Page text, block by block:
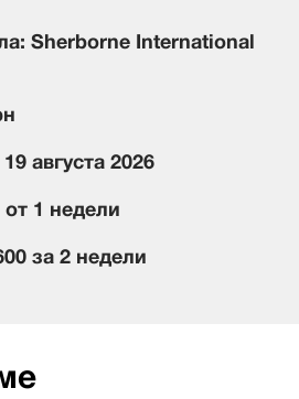
Sherborne International
августа 2026
1 недели
за 2 недели